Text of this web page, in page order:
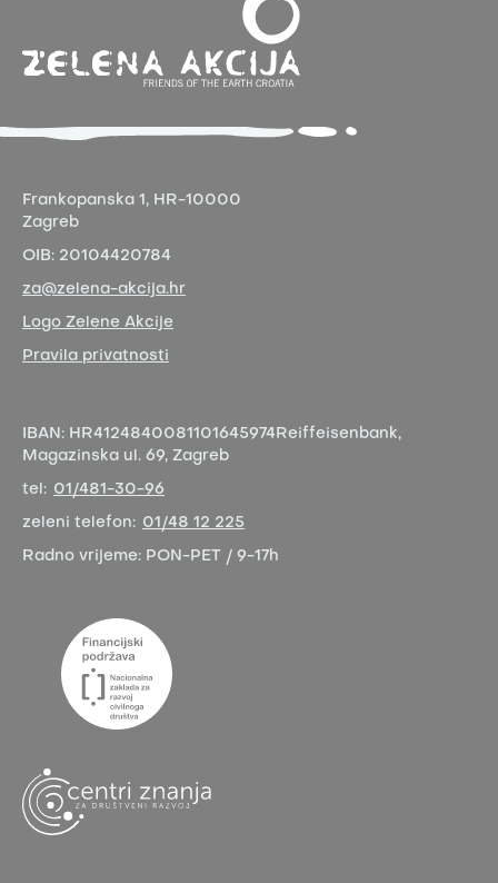
Frankopanska 1, HR-10000
Zagreb
OIB: 20104420784
za@zelena-akcija.hr
Logo Zelene Akcije
Pravila privatnosti
IBAN: HR4124840081101645974 Reiffeisenbank,
Magazinska ul. 69, Zagreb
tel: 01/481-30-96
zeleni telefon: 01/48 12 225
Radno vrijeme: PON-PET / 9-17h